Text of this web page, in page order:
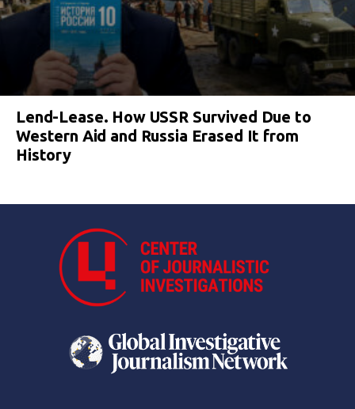
Lend-Lease. How USSR Survived Due to
Western Aid and Russia Erased It from
History